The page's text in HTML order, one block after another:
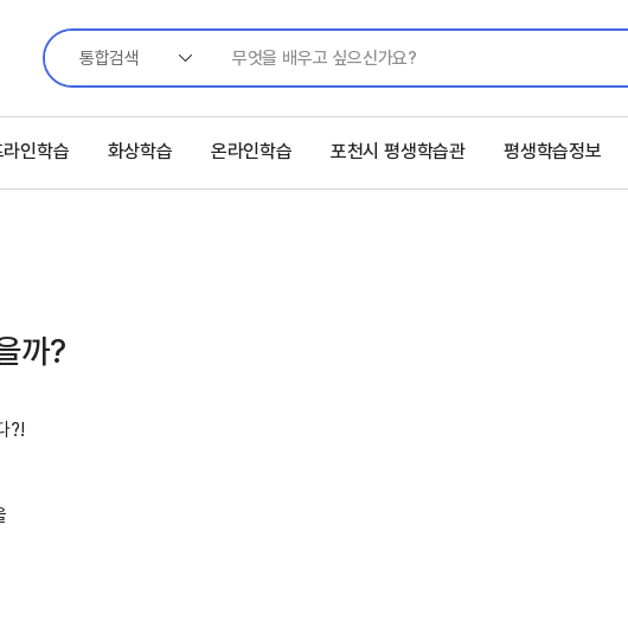
통합검색
인학습 화상학습 온라인학습 포천시 평생학습관 평생학습정보
까?
?!